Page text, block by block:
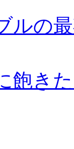
ルの
飽き